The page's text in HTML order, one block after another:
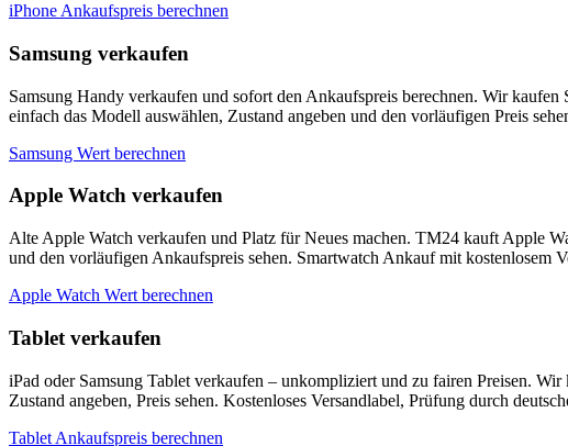
iPhone Ankaufspreis berechnen
Samsung verkaufen
Samsung Handy verkaufen und sofort den Ankaufspreis berechnen. Wir
einfach das Modell auswählen, Zustand angeben und den vorläufigen Preis
Samsung Wert berechnen
Apple Watch verkaufen
Alte Apple Watch verkaufen und Platz für Neues machen. TM24 kauft Apple
und den vorläufigen Ankaufspreis sehen. Smartwatch Ankauf mit kostenlosem
Apple Watch Wert berechnen
Tablet verkaufen
iPad oder Samsung Tablet verkaufen – unkompliziert und zu fairen Preisen.
Zustand angeben, Preis sehen. Kostenloses Versandlabel, Prüfung durch
Tablet Ankaufspreis berechnen